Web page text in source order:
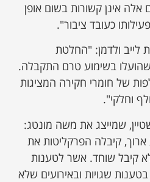
אינן קשורות בשום אופן
כעובד ציבור".
לייב ולדמן: "החלטת
בשימוע טרם התקבלה.
של חומרי חקירה המציגות
וחלקי".
שמייצג את משה מונטג:
קיבלה הפרקליטות את
קיבל שוחד. אשר לטענות
שגויות ובאירועים שלא